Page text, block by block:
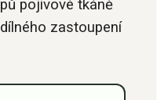
pojivové tkáně
zastoupení